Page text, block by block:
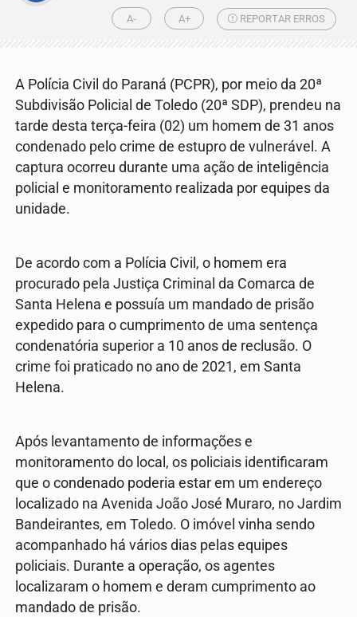
A- A+ REPORTAR ERROS
A Polícia Civil do Paraná (PCPR), por meio da 20ª
Subdivisão Policial de Toledo (20ª SDP), prendeu na
tarde desta terça-feira (02) um homem de 31 anos
condenado pelo crime de estupro de vulnerável. A
captura ocorreu durante uma ação de inteligência
policial e monitoramento realizada por equipes da
unidade.
De acordo com a Polícia Civil, o homem era
procurado pela Justiça Criminal da Comarca de
Santa Helena e possuía um mandado de prisão
expedido para o cumprimento de uma sentença
condenatória superior a 10 anos de reclusão. O
crime foi praticado no ano de 2021, em Santa
Helena.
Após levantamento de informações e
monitoramento do local, os policiais identificaram
que o condenado poderia estar em um endereço
localizado na Avenida João José Muraro, no Jardim
Bandeirantes, em Toledo. O imóvel vinha sendo
acompanhado há vários dias pelas equipes
policiais. Durante a operação, os agentes
localizaram o homem e deram cumprimento ao
mandado de prisão.